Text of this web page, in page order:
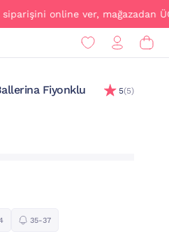
online ver, mağazadan
Fiyonklu
5(5)
35-37